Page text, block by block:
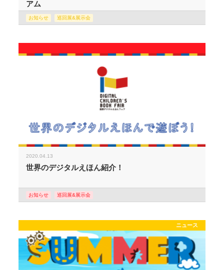
アム
お知らせ 巡回展&展示会
2020.04.13
世界のデジタルえほん紹介！
お知らせ 巡回展&展示会
ニュース